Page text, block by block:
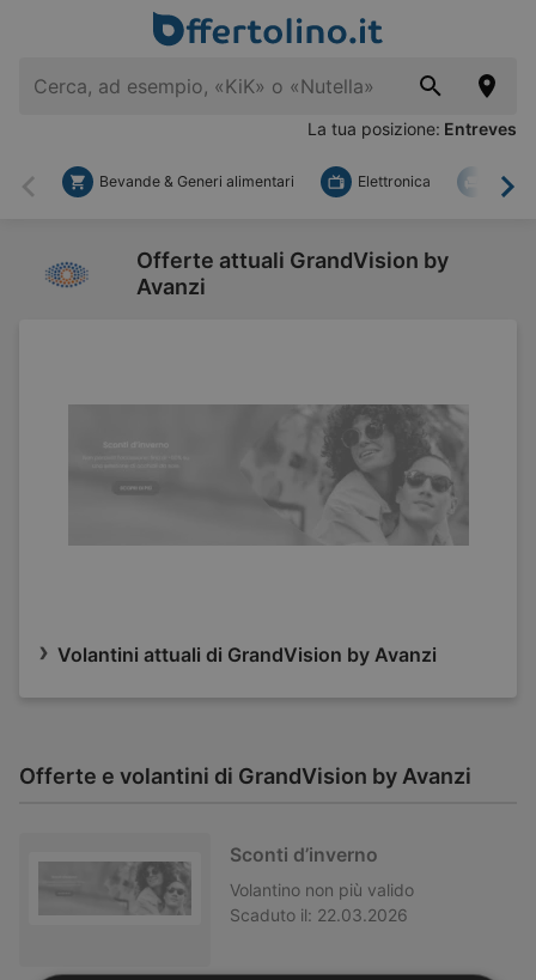
La tua posizione: Entreves
Indietro
Bevande & Generi alimentari Elettronica Fai
Offerte attuali GrandVision by
Avanzi
Volantini attuali di GrandVision by Avanzi
Offerte e volantini di GrandVision by Avanzi
Sconti d’inverno
Volantino non più valido
Scaduto il: 22.03.2026